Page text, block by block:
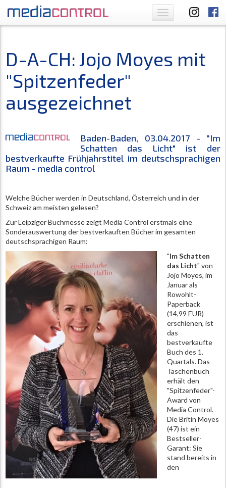
Toggle
navigation
D-A-CH: Jojo Moyes mit
"Spitzenfeder"
ausgezeichnet
Baden-Baden, 03.04.2017 - "Im
Schatten das Licht" ist der
bestverkaufte Frühjahrstitel im deutschsprachigen
Raum - media control
Welche Bücher werden in Deutschland, Österreich und in der
Schweiz am meisten gelesen?
Zur Leipziger Buchmesse zeigt Media Control erstmals eine
Sonderauswertung der bestverkauften Bücher im gesamten
deutschsprachigen Raum:
"Im Schatten
das Licht" von
Jojo Moyes, im
Januar als
Rowohlt-
Paperback
(14,99 EUR)
erschienen, ist
das
bestverkaufte
Buch des 1.
Quartals. Das
Taschenbuch
erhält den
"Spitzenfeder"-
Award von
Media Control.
Die Britin Moyes
(47) ist ein
Bestseller-
Garant: Sie
stand bereits in
den